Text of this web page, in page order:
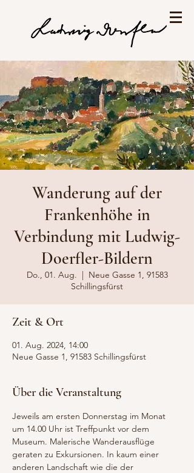
Wanderung auf der
Frankenhöhe in
Verbindung mit Ludwig-
Doerfler-Bildern
Do., 01. Aug.
  |
Neue Gasse 1, 91583
Schillingsfürst
Zeit & Ort
01. Aug. 2024, 14:00
Neue Gasse 1, 91583 Schillingsfürst
Über die Veranstaltung
Jeweils am ersten Donnerstag im Monat
um 14.00 Uhr ist Treffpunkt vor dem
Museum. Malerische Wanderausflüge
geraten zu Exkursionen. In kaum einer
anderen Landschaft wie die der